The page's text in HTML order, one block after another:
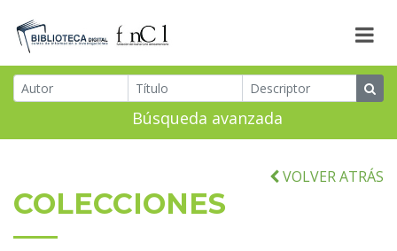
Búsqueda avanzada
VOLVER ATRÁS
COLECCIONES